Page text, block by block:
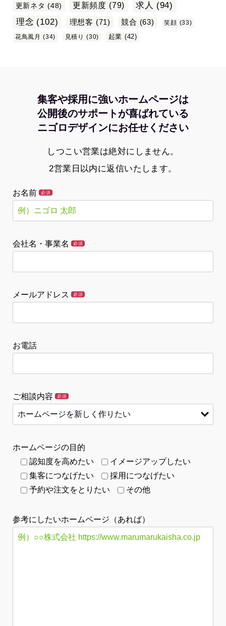
更新ネタ (48) 更新頻度 (79) 求人 (94)
理念 (102) 理想客 (71) 競合 (63) 笑顔 (33)
花鳥風月
(34) 見積り (30) 起業 (42)
集客や採用に強いホームページは
公開後のサポートが喜ばれている
ニゴロデザインにお任せください
しつこい営業は絶対にしません。
2営業日以内に返信いたします。
お名前 必須
会社名・事業名 必須
メールアドレス 必須
お電話
ご相談内容 必須
ホームページの目的
認知度を高めたい
イメージアップしたい
集客につなげたい
採用につなげたい
予約や注文をとりたい
その他
参考にしたいホームページ（あれば）